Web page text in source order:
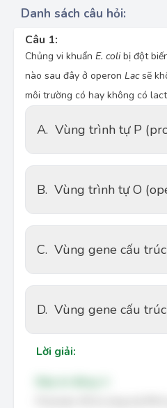
Danh sách câu hỏi:
Câu 1:
Chủng vi khuẩn E. colibị đột
nào sau đây ở operon Lacsẽ
môi trường có hay không có
A. Vùng trình tự P
B. Vùng trình tự O
C. Vùng gene cấu trúc
D. Vùng gene cấu trúc
Lời giải: